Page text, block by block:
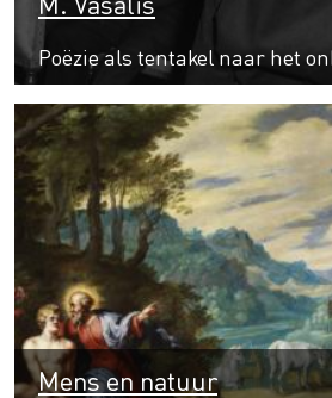
Poëzie als tentakel naar het
Mens en natuur